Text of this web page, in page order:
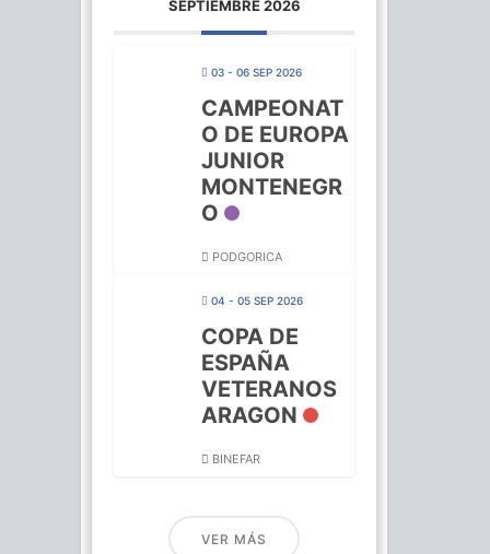
SEPTIEMBRE 2026
03 - 06 SEP 2026
CAMPEONAT
O DE EUROPA
JUNIOR
MONTENEGR
O
PODGORICA
04 - 05 SEP 2026
COPA DE
ESPAÑA
VETERANOS
ARAGON
BINEFAR
VER MÁS